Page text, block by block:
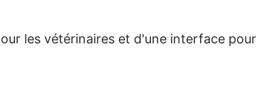
les vétérinaires et d'une interface pour